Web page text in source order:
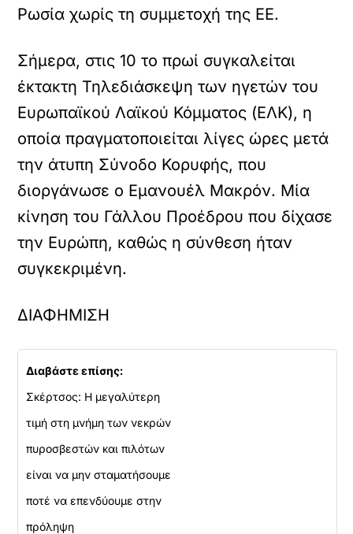
Ρωσία χωρίς τη συμμετοχή της ΕΕ.
Σήμερα, στις 10 το πρωί συγκαλείται
έκτακτη Τηλεδιάσκεψη των ηγετών του
Ευρωπαϊκού Λαϊκού Κόμματος (ΕΛΚ), η
οποία πραγματοποιείται λίγες ώρες μετά
την άτυπη Σύνοδο Κορυφής, που
διοργάνωσε ο Εμανουέλ Μακρόν. Μία
κίνηση του Γάλλου Προέδρου που δίχασε
την Ευρώπη, καθώς η σύνθεση ήταν
συγκεκριμένη.
ΔΙΑΦΗΜΙΣΗ
Διαβάστε επίσης:
Σκέρτσος: Η μεγαλύτερη
τιμή στη μνήμη των νεκρών
πυροσβεστών και πιλότων
είναι να μην σταματήσουμε
ποτέ να επενδύουμε στην
πρόληψη